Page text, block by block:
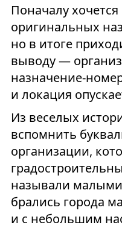
Поначалу хочется
оригинальных
но в итоге
выводу —
назначение-
и локация
Из веселых
вспомнить
организации,
называли
брались города
и с небольшим